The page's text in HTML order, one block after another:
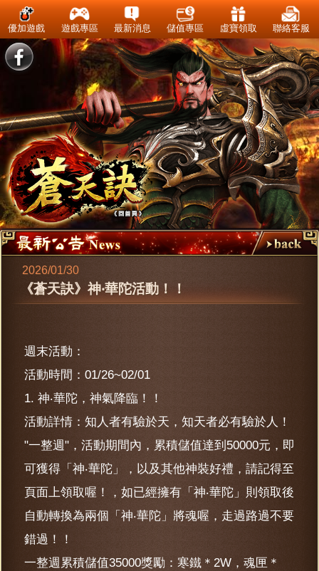
優加遊戲 遊戲專區 最新消息 儲值專區 虛寶領取 聯絡客服
2026/01/30
《蒼天訣》神‧華陀活動！！
週末活動：
活動時間：01/26~02/01
1. 神‧華陀，神氣降臨！！
活動詳情：知人者有驗於天，知天者必有驗於人！
"一整週"，活動期間內，累積儲值達到50000元，即
可獲得「神‧華陀」，以及其他神裝好禮，請記得至
頁面上領取喔！，如已經擁有「神‧華陀」則領取後
自動轉換為兩個「神‧華陀」將魂喔，走過路過不要
錯過！！
一整週累積儲值35000獎勵：寒鐵＊2W，魂匣＊